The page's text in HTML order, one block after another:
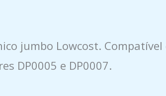
jumbo Lowcost. Compatível
DP0005 e DP0007.